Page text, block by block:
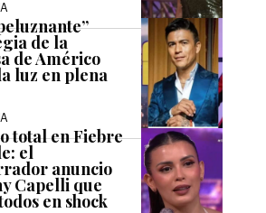
de la
de Américo
luz en plena
total en Fiebre
el
anuncio
Capelli que
en shock